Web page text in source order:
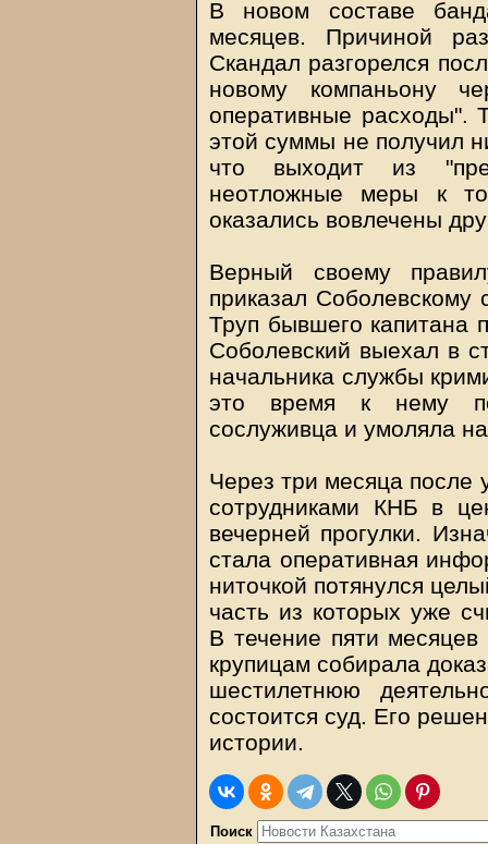
В новом составе
месяцев. Причиной
Скандал разгорелся
новому компаньону
оперативные расходы".
этой суммы не получил
что выходит из
неотложные меры к
оказались вовлечены
Верный своему
приказал Соболевскому
Труп бывшего
Соболевский выехал в
начальника службы
это время к нему
сослуживца и умоляла
Через три месяца после
сотрудниками КНБ в
вечерней прогулки.
стала оперативная
ниточкой потянулся
часть из которых уже
В течение пяти месяцев
крупицам собирала
шестилетнюю
состоится суд. Его
истории.
Поиск